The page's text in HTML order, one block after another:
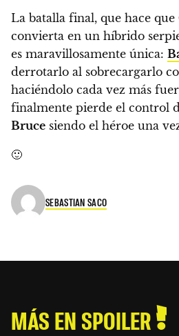
La batalla final, que hace que
convierta en un híbrido
es maravillosamente única:
derrotarlo al sobrecargarlo
haciéndolo cada vez más
finalmente pierde el control
Bruce siendo el héroe una
🙂
SEBASTIAN SACO
MÁS EN SPOILER